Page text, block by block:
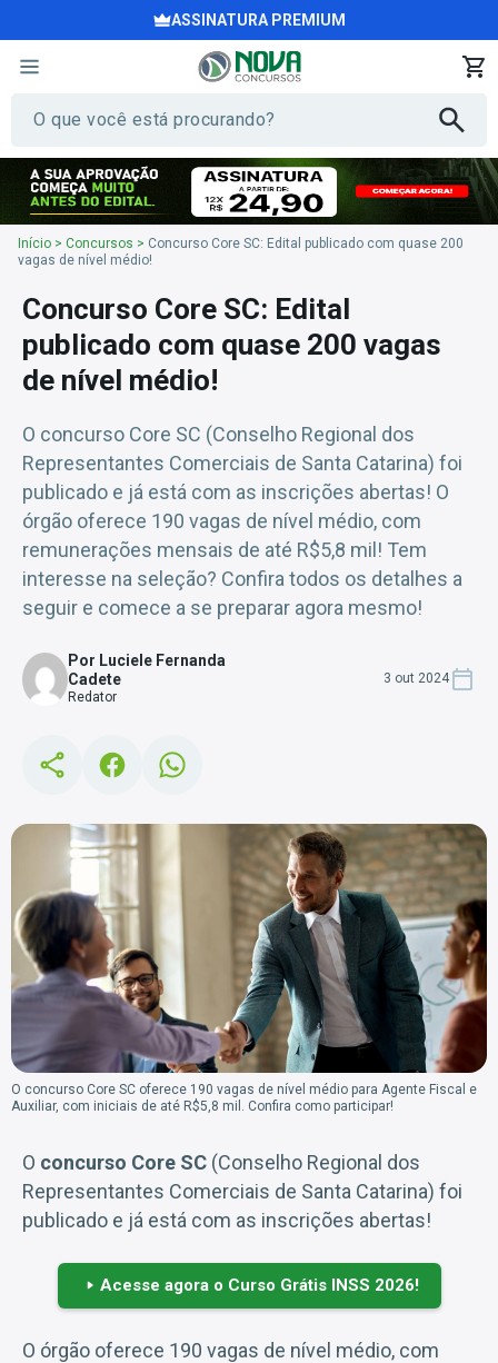
ASSINATURA PREMIUM
Início > Concursos > Concurso Core SC: Edital publicado com quase 200
vagas de nível médio!
Concurso Core SC: Edital
publicado com quase 200 vagas
de nível médio!
O concurso Core SC (Conselho Regional dos
Representantes Comerciais de Santa Catarina) foi
publicado e já está com as inscrições abertas! O
órgão oferece 190 vagas de nível médio, com
remunerações mensais de até R$5,8 mil! Tem
interesse na seleção? Confira todos os detalhes a
seguir e comece a se preparar agora mesmo!
Por Luciele Fernanda
Cadete
Redator
3 out 2024
O concurso Core SC oferece 190 vagas de nível médio para Agente Fiscal e
Auxiliar, com iniciais de até R$5,8 mil. Confira como participar!
O concurso Core SC (Conselho Regional dos
Representantes Comerciais de Santa Catarina) foi
publicado e já está com as inscrições abertas!
Acesse agora o Curso Grátis INSS 2026!
O órgão oferece 190 vagas de nível médio, com